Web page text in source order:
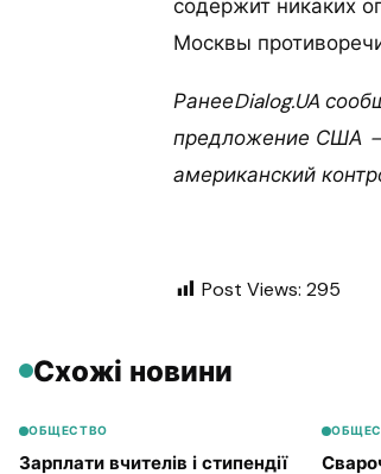
содержит никаких
Москвы
РанееDialog.UA
предложение США –
американский
Post Views: 295
Схожі новини
ОБЩЕСТВО
Зарплати вчителів і стипендії